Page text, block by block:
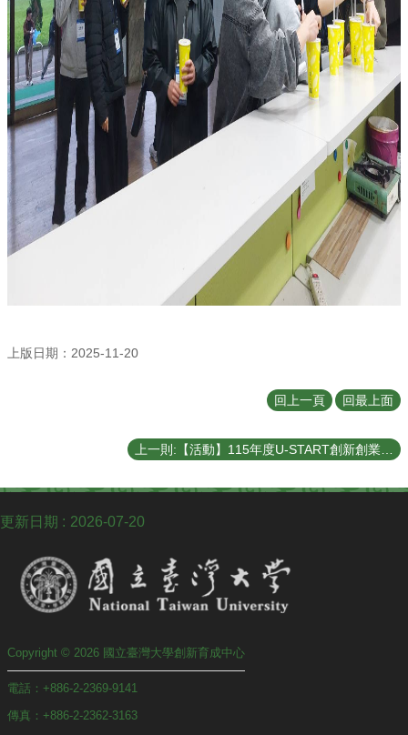
上版日期：2025-11-20
回上一頁 回最上面
更新日期 2026-07-20
Copyright © 2026 國立臺灣大學創新育成中心
電話：+886-2-2369-9141
傳真：+886-2-2362-3163